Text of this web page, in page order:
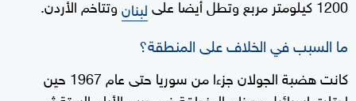
1200 كيلومتر مربع وتطل أيضا على
لبنانوتتاخم الأردن.
ما السبب في الخلاف على المنطقة؟
كانت هضبة الجولان جزءا من سوريا حتى عام 1967 حين